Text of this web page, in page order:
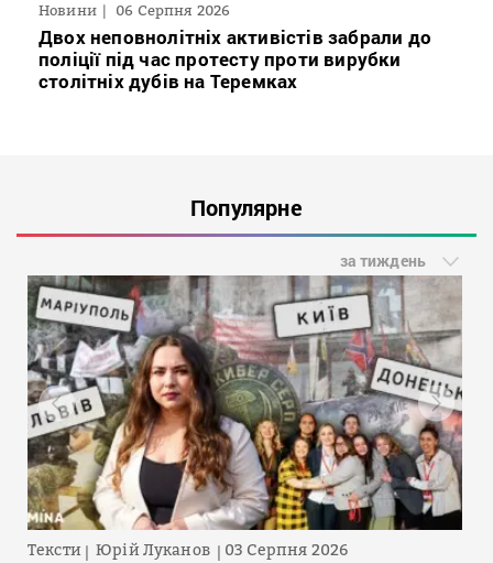
Новини 06 Серпня 2026
Двох неповнолітніх активістів забрали до
поліції під час протесту проти вирубки
столітніх дубів на Теремках
Популярне
за тиждень
Тексти Юрій Луканов 03 Серпня 2026